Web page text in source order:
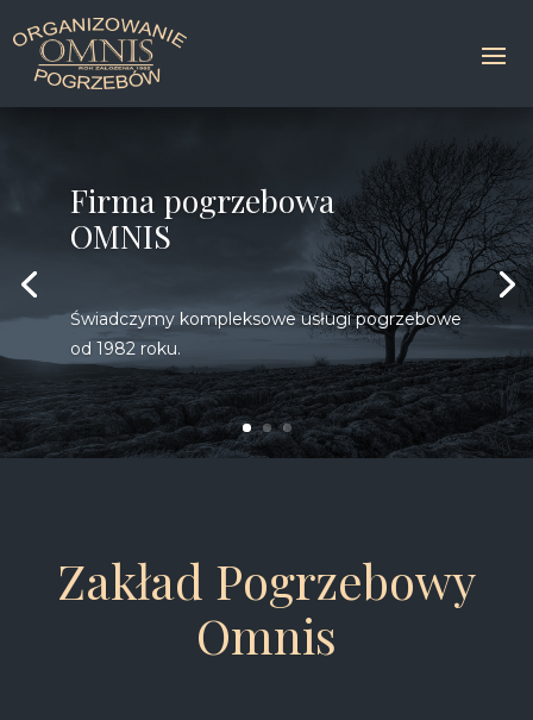
Firma pogrzebowa
OMNIS
Świadczymy kompleksowe usługi pogrzebowe
od 1982 roku.
Zakład Pogrzebowy
Omnis